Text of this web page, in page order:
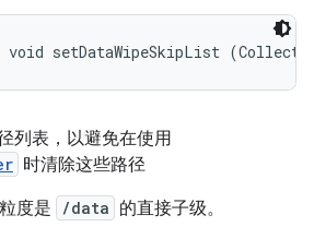
setDataWipeSkipList
列表，以避免在使用
时清除这些路径
度是
/data 的直接子级。